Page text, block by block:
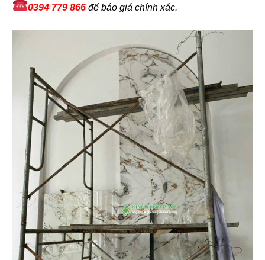
0394 779 866 để báo giá chính xác.